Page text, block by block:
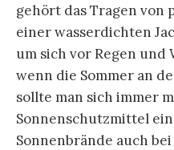
gehört das Tragen von
einer wasserdichten
um sich vor Regen und
wenn die Sommer an
sollte man sich immer
Sonnenschutzmittel
Sonnenbrände auch